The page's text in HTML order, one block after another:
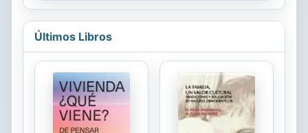
Últimos Libros